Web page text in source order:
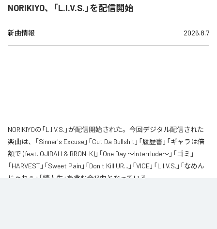
NORIKIYO、「L.I.V.S.」を配信開始
新曲情報 2026.8.7
NORIKIYOの「L.I.V.S.」が配信開始された。今回デジタル配信された
楽曲は、「Sinner's Excuse」「Cut Da Bullshit」「履歴書」「ギャラは倍
額で (feat. OJIBAH & BRON-K)」「One Day ～Interrlude～」「ゴミ」
「HARVEST」「Sweet Pain」「Don't Kill UR...」「VICE」「L.I.V.S.」「なめん
じゃねぇ」「続人生」を含む全13曲となっている。